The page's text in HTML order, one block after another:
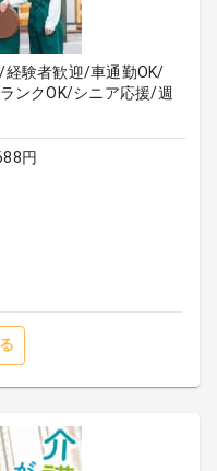
経験者歓迎/車通勤OK/
ンクOK/シニア応援/週
円